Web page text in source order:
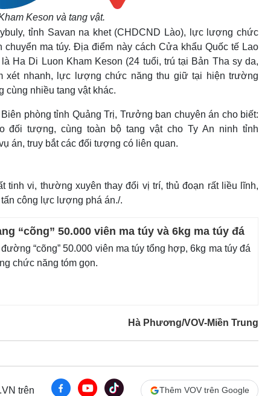
Keson và tang vật.
tỉnh Savan na khet (CHDCND Lào), lực lượng chức
ma túy. Địa điểm này cách Cửa khẩu Quốc tế Lao
Ha Di Luon Kham Keson (24 tuổi, trú tại Bản Tha sy da,
xét nhanh, lực lượng chức năng thu giữ tại hiện trường
cùng nhiều tang vật khác.
phòng tỉnh Quảng Trị, Trưởng ban chuyên án cho biết:
đối tượng, cùng toàn bộ tang vật cho Ty An ninh tỉnh
án, truy bắt các đối tượng có liên quan.
vi, thường xuyên thay đổi vị trí, thủ đoạn rất liều lĩnh,
công lực lượng phá án./.
“cõng” 50.000 viên ma túy và 6kg ma túy đá
“cõng” 50.000 viên ma túy tổng hợp, 6kg ma túy đá
chức năng tóm gọn.
Hà Phương/VOV-Miền Trung
trên Thêm VOV trên Google